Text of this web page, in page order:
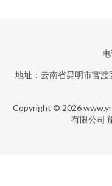
地址：云南省昆明市官
Copyright © 2026
有限公司